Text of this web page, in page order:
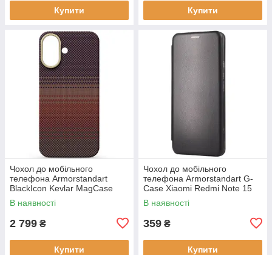
Купити Купити
Чохол до мобільного
телефона Armorstandart
BlackIcon Kevlar MagCase
Apple iPhone 17 Sunset
(ARM90153)
В наявності
2 799 ₴
Купити
Чохол до мобільного
телефона Armorstandart G-
Case Xiaomi Redmi Note 15
4G Black (ARM89695)
В наявності
359 ₴
Купити